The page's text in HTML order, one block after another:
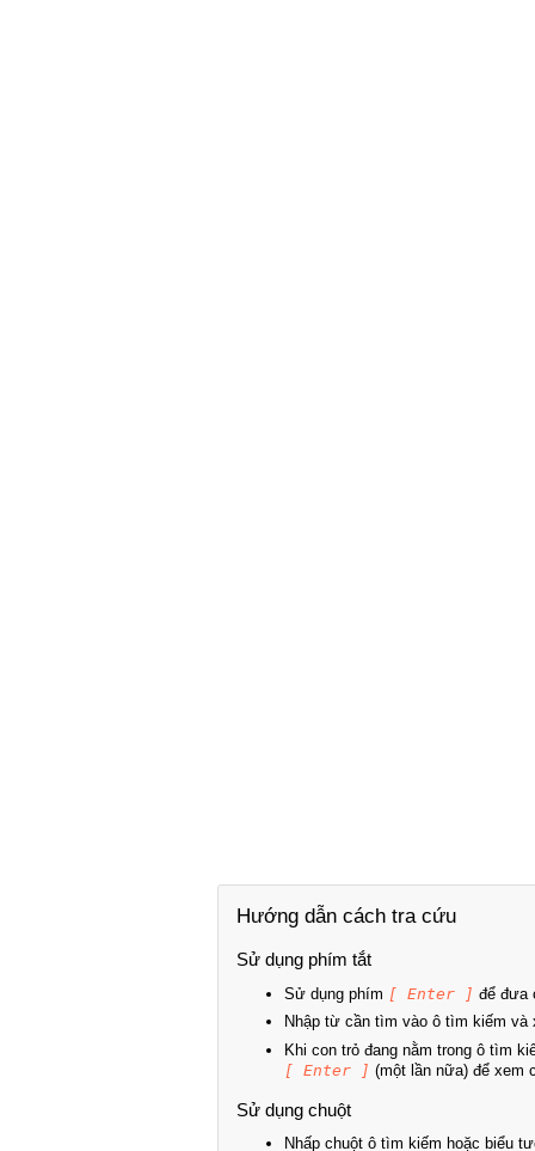
Hướng dẫn cách tra cứu
Sử dụng phím tắt
Sử dụng phím [ Enter ] để đưa
Nhập từ cần tìm vào ô tìm kiếm
Khi con trỏ đang nằm trong ô tìm
[ Enter ] (một lần nữa) để xem
Sử dụng chuột
Nhấp chuột ô tìm kiếm hoặc biểu